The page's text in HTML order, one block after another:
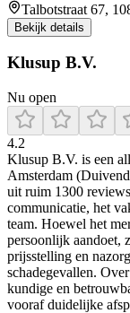
Talbotstraat 67,
Bekijk details
Klusup B.V.
Nu open
4.2
Klusup B.V. is een
Amsterdam
uit ruim 1300
communicatie, het
team. Hoewel het
persoonlijk aandoet,
prijsstelling en
schadegevallen.
kundige en
vooraf duidelijke